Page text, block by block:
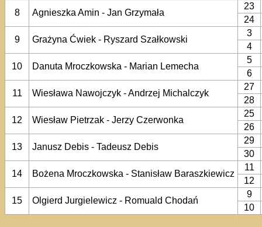
8
Agnieszka Amin - Jan Grzymała
23
24
9
Grażyna Ćwiek - Ryszard Szałkowski
3
4
10
Danuta Mroczkowska - Marian Lemecha
5
6
11
Wiesława Nawojczyk - Andrzej Michalczyk
27
28
12
Wiesław Pietrzak - Jerzy Czerwonka
25
26
13
Janusz Debis - Tadeusz Debis
29
30
14
Bożena Mroczkowska - Stanisław Baraszkiewicz
11
12
15
Olgierd Jurgielewicz - Romuald Chodań
9
10